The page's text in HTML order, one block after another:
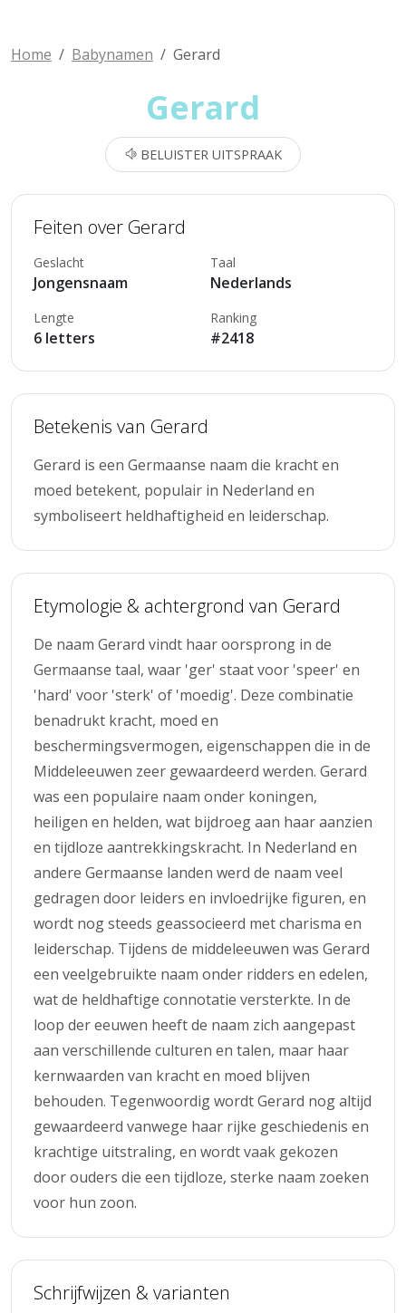
Home Babynamen Gerard
Gerard
BELUISTER UITSPRAAK
Feiten over Gerard
Geslacht
Jongensnaam
Taal
Nederlands
Lengte
6 letters
Ranking
#2418
Betekenis van Gerard
Gerard is een Germaanse naam die kracht en
moed betekent, populair in Nederland en
symboliseert heldhaftigheid en leiderschap.
Etymologie & achtergrond van Gerard
De naam Gerard vindt haar oorsprong in de
Germaanse taal, waar 'ger' staat voor 'speer' en
'hard' voor 'sterk' of 'moedig'. Deze combinatie
benadrukt kracht, moed en
beschermingsvermogen, eigenschappen die in de
Middeleeuwen zeer gewaardeerd werden. Gerard
was een populaire naam onder koningen,
heiligen en helden, wat bijdroeg aan haar aanzien
en tijdloze aantrekkingskracht. In Nederland en
andere Germaanse landen werd de naam veel
gedragen door leiders en invloedrijke figuren, en
wordt nog steeds geassocieerd met charisma en
leiderschap. Tijdens de middeleeuwen was Gerard
een veelgebruikte naam onder ridders en edelen,
wat de heldhaftige connotatie versterkte. In de
loop der eeuwen heeft de naam zich aangepast
aan verschillende culturen en talen, maar haar
kernwaarden van kracht en moed blijven
behouden. Tegenwoordig wordt Gerard nog altijd
gewaardeerd vanwege haar rijke geschiedenis en
krachtige uitstraling, en wordt vaak gekozen
door ouders die een tijdloze, sterke naam zoeken
voor hun zoon.
Schrijfwijzen & varianten